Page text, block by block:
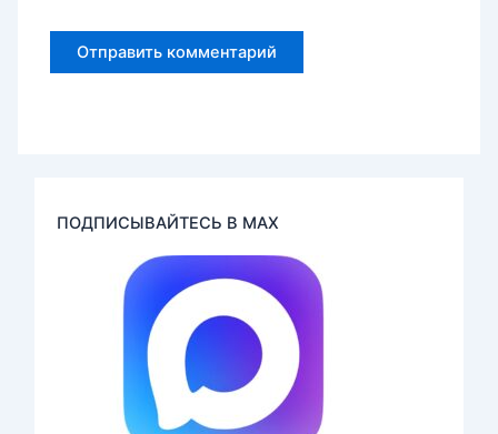
ПОДПИСЫВАЙТЕСЬ В MAX